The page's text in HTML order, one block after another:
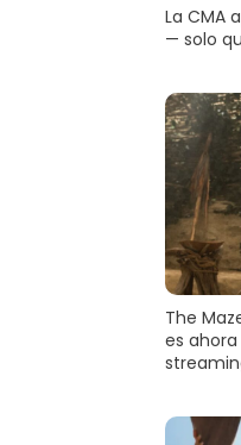
La CMA
— solo
The
es